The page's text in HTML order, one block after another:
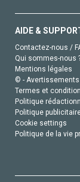
AIDE &
Contactez-nous /
Qui sommes-nous
Mentions légales
© - Avertissements
Termes et
Politique
Politique
Cookie settings
Politique de la vie